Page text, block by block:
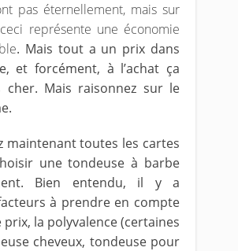
pas éternellement, mais sur
représente une économie
. Mais tout a un prix dans
et forcément, à l’achat ça
cher. Mais raisonnez sur le
maintenant toutes les cartes
une tondeuse à barbe
Bien entendu, il y a
à prendre en compte
prix, la polyvalence (certaines
cheveux, tondeuse pour